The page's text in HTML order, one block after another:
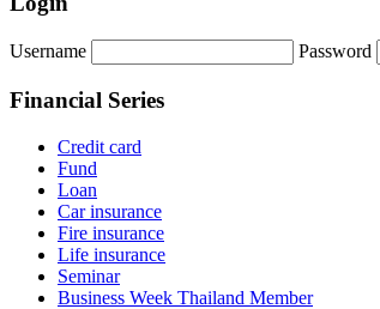
Username Password
Financial Series
Credit card
Fund
Loan
Car insurance
Fire insurance
Life insurance
Seminar
Business Week Thailand Member